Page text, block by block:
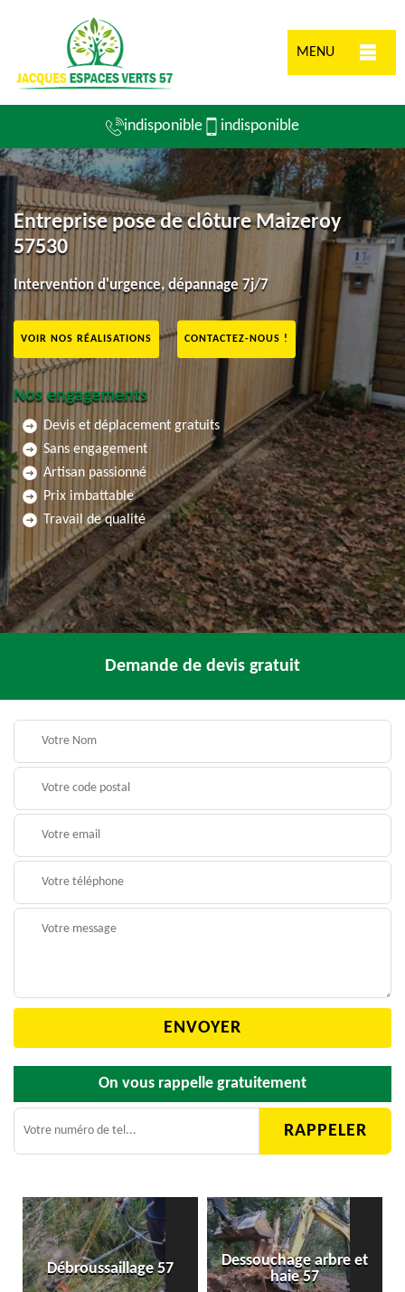
MENU
indisponible indisponible
Entreprise pose de clôture Maizeroy
57530
Intervention d'urgence, dépannage 7j/7
VOIR NOS RÉALISATIONS CONTACTEZ-NOUS !
Nos engagements
Devis et déplacement gratuits
Sans engagement
Artisan passionné
Prix imbattable
Travail de qualité
Demande de devis gratuit
On vous rappelle gratuitement
Débroussaillage 57
Dessouchage arbre et
haie 57